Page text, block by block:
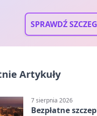
SPRAWDŹ
Artykuły
7 sierpnia 2026
Bezpłatne